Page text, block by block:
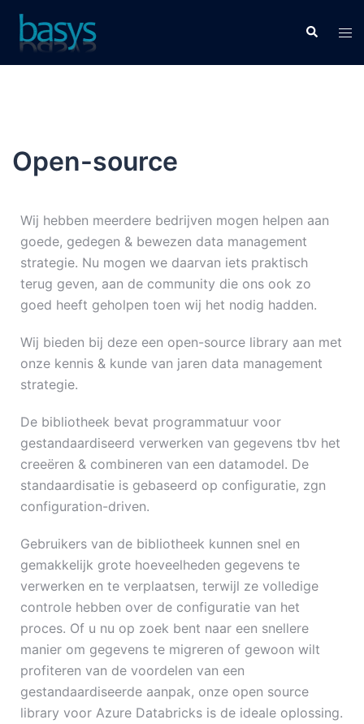
Open-source
Wij hebben meerdere bedrijven mogen helpen aan
goede, gedegen & bewezen data management
strategie. Nu mogen we daarvan iets praktisch
terug geven, aan de community die ons ook zo
goed heeft geholpen toen wij het nodig hadden.
Wij bieden bij deze een open-source library aan met
onze kennis & kunde van jaren data management
strategie.
De bibliotheek bevat programmatuur voor
gestandaardiseerd verwerken van gegevens tbv het
creeëren & combineren van een datamodel. De
standaardisatie is gebaseerd op configuratie, zgn
configuration-driven.
Gebruikers van de bibliotheek kunnen snel en
gemakkelijk grote hoeveelheden gegevens te
verwerken en te verplaatsen, terwijl ze volledige
controle hebben over de configuratie van het
proces. Of u nu op zoek bent naar een snellere
manier om gegevens te migreren of gewoon wilt
profiteren van de voordelen van een
gestandaardiseerde aanpak, onze open source
library voor Azure Databricks is de ideale oplossing.